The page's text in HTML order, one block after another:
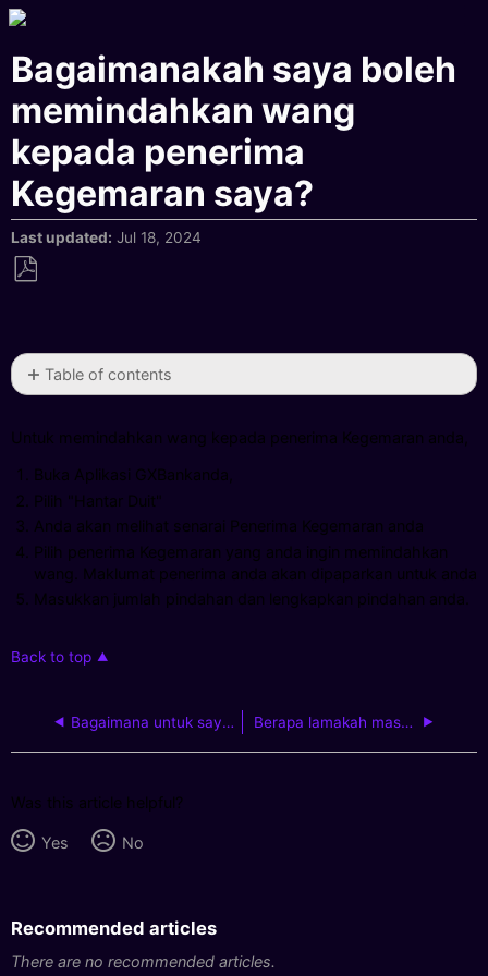
Bagaimanakah saya boleh
memindahkan wang
kepada penerima
Kegemaran saya?
Last updated Jul 18, 2024
Table of contents
No
Untuk memindahkan wang kepada penerima Kegemaran anda,
Buka Aplikasi GXBankanda,
Pilih "Hantar Duit"
Anda akan melihat senarai Penerima Kegemaran anda
Pilih penerima Kegemaran yang anda ingin memindahkan
wang. Maklumat penerima anda akan dipaparkan untuk anda
Masukkan jumlah pindahan dan lengkapkan pindahan anda.
Back to top
Bagaimana untuk saya mengunakan pemindahan DuitNow? Berapa lamakah masa yang diambil untuk melakukan pemindahan DuitNow?
Was this article helpful?
Yes No
Recommended articles
There are no recommended articles.